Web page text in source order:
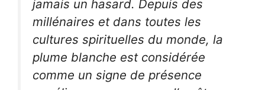
jamais un hasard. Depuis des
millénaires et dans toutes les
cultures spirituelles du monde, la
plume blanche est considérée
comme un signe de présence